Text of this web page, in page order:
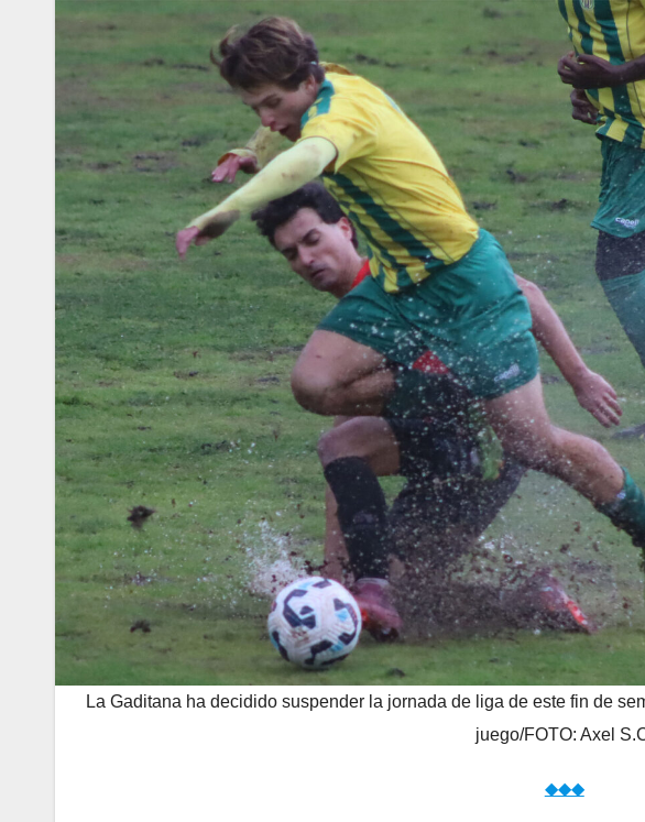
La Gaditana ha decidido suspender la jornada de liga de este fin de
juego/FOTO: Axel
◆◆◆